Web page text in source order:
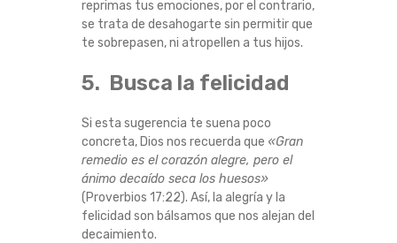
reprimas tus emociones, por el contrario,
se trata de desahogarte sin permitir que
te sobrepasen, ni atropellen a tus hijos.
5. Busca la felicidad
Si esta sugerencia te suena poco
concreta, Dios nos recuerda que «Gran
remedio es el corazón alegre, pero el
ánimo decaído seca los huesos»
(Proverbios 17:22). Así, la alegría y la
felicidad son bálsamos que nos alejan del
decaimiento.